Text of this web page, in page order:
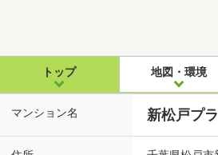
トップ 地図・環境
マンション名 新松戸プ